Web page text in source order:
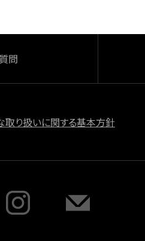
問
り扱いに関する基本方針